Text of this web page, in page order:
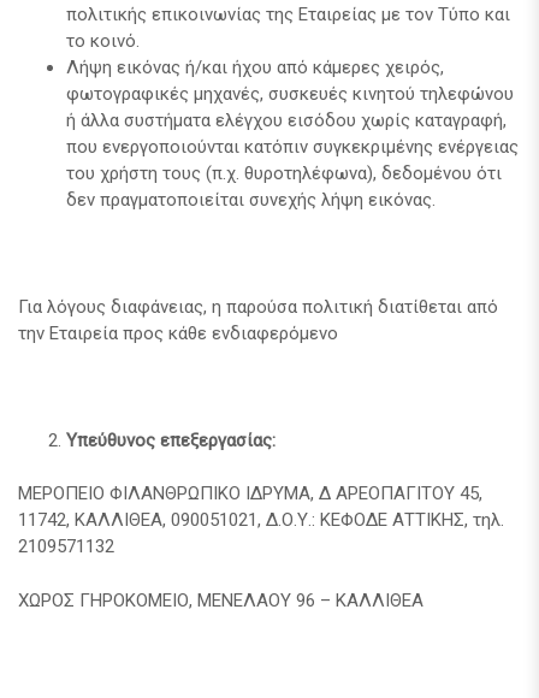
πολιτικής επικοινωνίας της Εταιρείας με τον Τύπο και
το κοινό.
Λήψη εικόνας ή/και ήχου από κάμερες χειρός,
φωτογραφικές μηχανές, συσκευές κινητού τηλεφώνου
ή άλλα συστήματα ελέγχου εισόδου χωρίς καταγραφή,
που ενεργοποιούνται κατόπιν συγκεκριμένης ενέργειας
του χρήστη τους (π.χ. θυροτηλέφωνα), δεδομένου ότι
δεν πραγματοποιείται συνεχής λήψη εικόνας.
Για λόγους διαφάνειας, η παρούσα πολιτική διατίθεται από
την Εταιρεία προς κάθε ενδιαφερόμενο
Υπεύθυνος επεξεργασίας:
ΜΕΡΟΠΕΙΟ ΦΙΛΑΝΘΡΩΠΙΚΟ ΙΔΡΥΜΑ, Δ ΑΡΕΟΠΑΓΙΤΟΥ 45,
11742, ΚΑΛΛΙΘΕΑ, 090051021, Δ.Ο.Υ.: ΚΕΦΟΔΕ ΑΤΤΙΚΗΣ, τηλ.
2109571132
ΧΩΡΟΣ ΓΗΡΟΚΟΜΕΙΟ, ΜΕΝΕΛΑΟΥ 96 – ΚΑΛΛΙΘΕΑ